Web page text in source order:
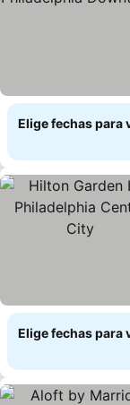
Elige fechas para
Elige fechas para